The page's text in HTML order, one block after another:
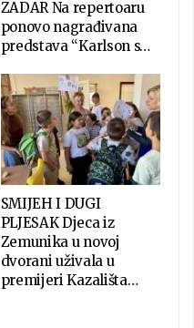
ZADAR Na repertoaru
ponovo nagrađivana
predstava “Karlson s…
SMIJEH I DUGI
PLJESAK Djeca iz
Zemunika u novoj
dvorani uživala u
premijeri Kazališta…